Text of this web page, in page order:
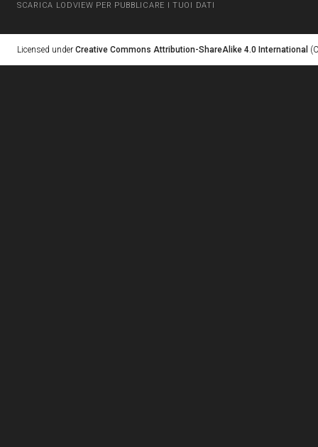
SCARICA LODVIEW PER PUBBLICARE I TUOI DATI
Licensed under Creative Commons Attribution-ShareAlike 4.0 International